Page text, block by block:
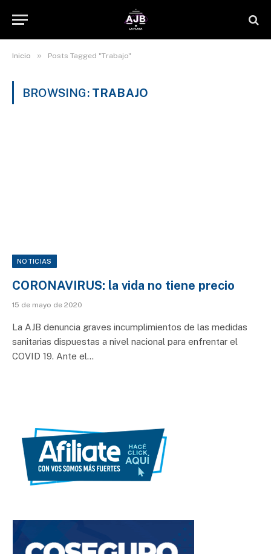
Inicio » Posts Tagged "Trabajo"
BROWSING: TRABAJO
NOTICIAS
CORONAVIRUS: la vida no tiene precio
15 de mayo de 2020
La AJB denuncia graves incumplimientos de las medidas
sanitarias dispuestas a nivel nacional para enfrentar el
COVID 19. Ante el…